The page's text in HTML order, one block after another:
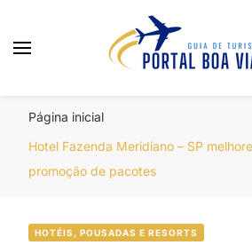
Página inicial
Hotel Fazenda Meridiano – SP
promoção de pacotes
HOTÉIS, POUSADAS E RESORTS